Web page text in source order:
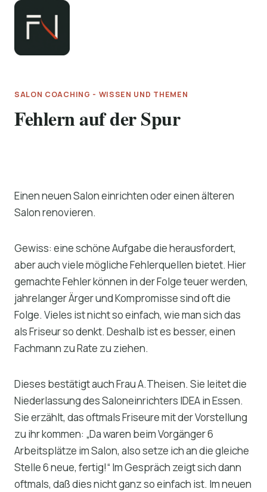
Zum
springen
SALON COACHING - WISSEN UND THEMEN
Fehlern auf der Spur
Einen neuen Salon einrichten oder einen älteren
Salon renovieren.
Gewiss: eine schöne Aufgabe die herausfordert,
aber auch viele mögliche Fehlerquellen bietet. Hier
gemachte Fehler können in der Folge teuer werden,
jahrelanger Ärger und Kompromisse sind oft die
Folge. Vieles ist nicht so einfach, wie man sich das
als Friseur so denkt. Deshalb ist es besser, einen
Fachmann zu Rate zu ziehen.
Dieses bestätigt auch Frau A.Theisen. Sie leitet die
Niederlassung des Saloneinrichters IDEA in Essen.
Sie erzählt, das oftmals Friseure mit der Vorstellung
zu ihr kommen: „Da waren beim Vorgänger 6
Arbeitsplätze im Salon, also setze ich an die gleiche
Stelle 6 neue, fertig!“ Im Gespräch zeigt sich dann
oftmals, daß dies nicht ganz so einfach ist. Im neuen